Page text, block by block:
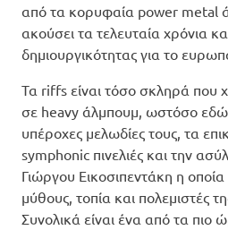
από τα κορυφαία power metal
ακούσει τα τελευταία χρόνια
δημιουργικότητας για το
Τα riffs είναι τόσο σκληρά που
σε heavy άλμπουμ, ωστόσο εδώ
υπέροχες μελωδίες τους, τα
symphonic πινελιές και την
Γιώργου Εικοσιπεντάκη η οποία
μύθους, τοπία και πολεμιστές
Συνολικά είναι ένα από τα πιο